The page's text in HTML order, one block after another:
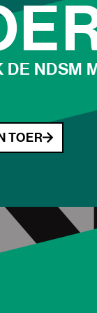
DE NDSM
TOER